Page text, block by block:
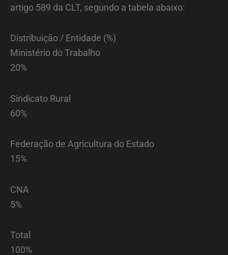
artigo 589 da CLT, segundo a tabela abaixo:
Distribuição / Entidade (%)
Ministério do Trabalho
20%
Sindicato Rural
60%
Federação de Agricultura do Estado
15%
CNA
5%
Total
100%